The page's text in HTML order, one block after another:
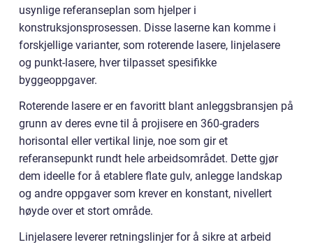
usynlige referanseplan som hjelper i
konstruksjonsprosessen. Disse laserne kan komme i
forskjellige varianter, som roterende lasere, linjelasere
og punkt-lasere, hver tilpasset spesifikke
byggeoppgaver.
Roterende lasere er en favoritt blant anleggsbransjen på
grunn av deres evne til å projisere en 360-graders
horisontal eller vertikal linje, noe som gir et
referansepunkt rundt hele arbeidsområdet. Dette gjør
dem ideelle for å etablere flate gulv, anlegge landskap
og andre oppgaver som krever en konstant, nivellert
høyde over et stort område.
Linjelasere leverer retningslinjer for å sikre at arbeid